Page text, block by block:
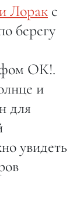
Лорак с
берегу
ОК!.
и
для
увидеть